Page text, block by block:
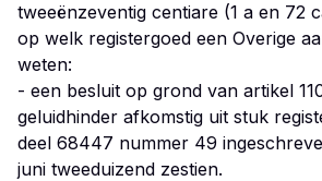
tweeënzeventig centiare (1 a en 72
op welk registergoed een Overige
weten:
- een besluit op grond van artikel
geluidhinder afkomstig uit stuk
deel 68447 nummer 49
juni tweeduizend zestien.